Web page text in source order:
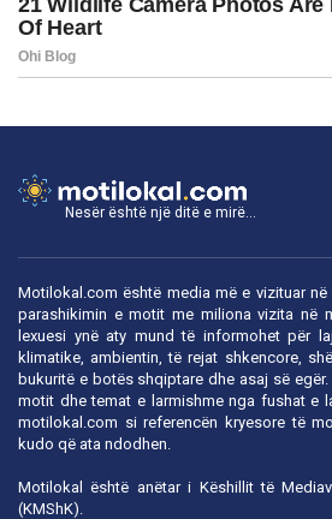
Nesër është një ditë e mirë...
Motilokal.com është media më e vizituar
parashikimin e motit me miliona vizita në
lexuesi ynë aty mund të informohet për
klimatike, ambientin, të rejat shkencore,
bukuritë e botës shqiptare dhe asaj së
motit dhe temat e larmishme nga fushat e
motilokal.com si referencën kryesore të
kudo që ata ndodhen.
Motilokal është anëtar i Këshillit të
(KMShK).